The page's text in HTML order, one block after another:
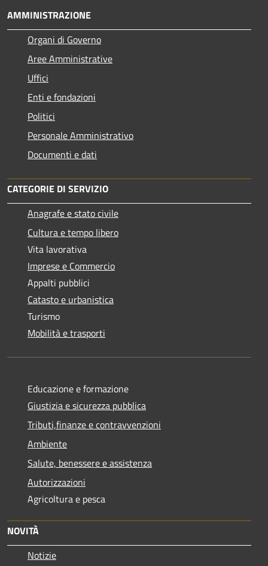
AMMINISTRAZIONE
Organi di Governo
Aree Amministrative
Uffici
Enti e fondazioni
Politici
Personale Amministrativo
Documenti e dati
CATEGORIE DI SERVIZIO
Anagrafe e stato civile
Cultura e tempo libero
Vita lavorativa
Imprese e Commercio
Appalti pubblici
Catasto e urbanistica
Turismo
Mobilità e trasporti
Educazione e formazione
Giustizia e sicurezza pubblica
Tributi,finanze e contravvenzioni
Ambiente
Salute, benessere e assistenza
Autorizzazioni
Agricoltura e pesca
NOVITÀ
Notizie